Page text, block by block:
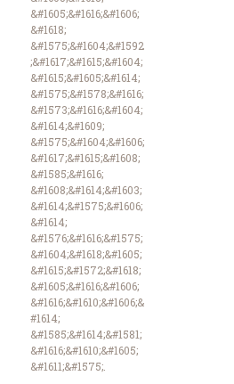
&#1605;&#1616;&#1606;
&#1618;
&#1575;&#1604;&#1592
;&#1617;&#1615;&#1604;
&#1615;&#1605;&#1614;
&#1575;&#1578;&#1616;
&#1573;&#1616;&#1604;
&#1614;&#1609;
&#1575;&#1604;&#1606;
&#1617;&#1615;&#1608;
&#1585;&#1616;
&#1608;&#1614;&#1603;
&#1614;&#1575;&#1606;
&#1614;
&#1576;&#1616;&#1575;
&#1604;&#1618;&#1605;
&#1615;&#1572;&#1618;
&#1605;&#1616;&#1606;
&#1616;&#1610;&#1606;&
#1614;
&#1585;&#1614;&#1581;
&#1616;&#1610;&#1605;
&#1611;&#1575;.